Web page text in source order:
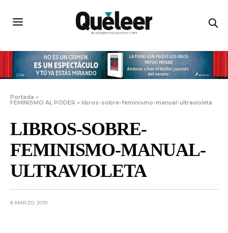
Portada »
FEMINISMO AL PODER »libros-sobre-feminismo-manual-ultravioleta
LIBROS-SOBRE-
FEMINISMO-MANUAL-
ULTRAVIOLETA
8 MARZO, 2019